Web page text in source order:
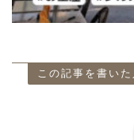
この記事を書いた